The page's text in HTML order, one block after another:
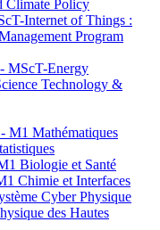
Climate Policy
Internet of Things :
Program
MScT-Energy
Technology &
M1 Mathématiques
Biologie et Santé
Chimie et Interfaces
Cyber Physique
des Hautes